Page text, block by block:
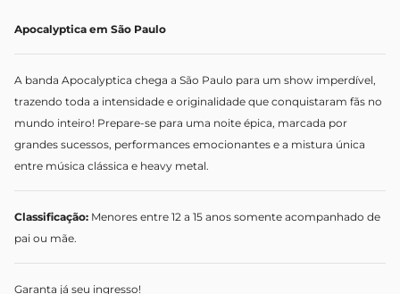
Apocalyptica em São Paulo
A banda Apocalyptica chega a São Paulo para um show imperdível,
trazendo toda a intensidade e originalidade que conquistaram fãs no
mundo inteiro! Prepare-se para uma noite épica, marcada por
grandes sucessos, performances emocionantes e a mistura única
entre música clássica e heavy metal.
Classificação: Menores entre 12 a 15 anos somente acompanhado de
pai ou mãe.
Garanta já seu ingresso!